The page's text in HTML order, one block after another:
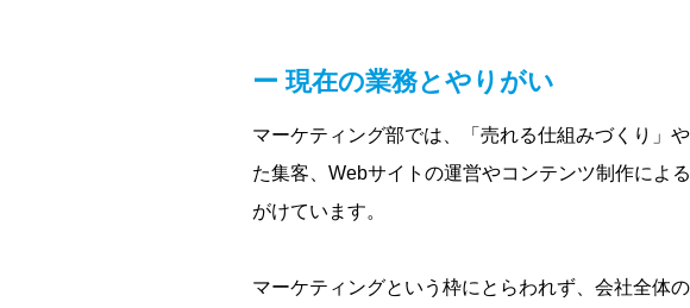
現在の業務とやりがい
マーケティング部では、「売れる仕組みづくり」
た集客、Webサイトの運営やコンテンツ制作によ
がけています。
マーケティングという枠にとらわれず、会社全体